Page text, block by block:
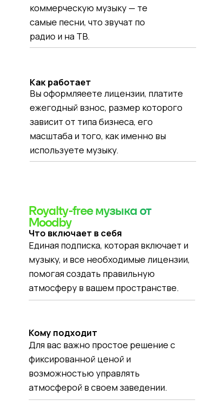
Как работает
Вы оформляеете лицензии, платите
ежегодный взнос, размер которого
зависит от типа бизнеса, его
масштаба и того, как именно вы
используете музыку.
коммерческую музыку — те
самые песни, что звучат по
радио и на ТВ.
Royalty-free музыка от
Moodby
Кому подходит
Для вас важно простое решение с
фиксированной ценой и
возможностью управлять
атмосферой в своем заведении.
Что включает в себя
Единая подписка, которая включает и
музыку, и все необходимые лицензии,
помогая создать правильную
атмосферу в вашем пространстве.